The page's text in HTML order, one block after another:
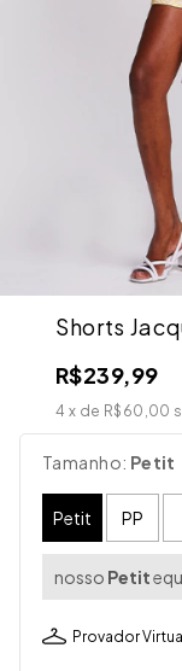
Shorts
R$239,99
4 x de R$60,00
Tamanho: Petit
Petit PP
nosso Petit
Provador